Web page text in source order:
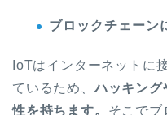
ブロックチェーン
IoTはインターネットに
ているため、ハッキング
性を持ちます。 そこでブ